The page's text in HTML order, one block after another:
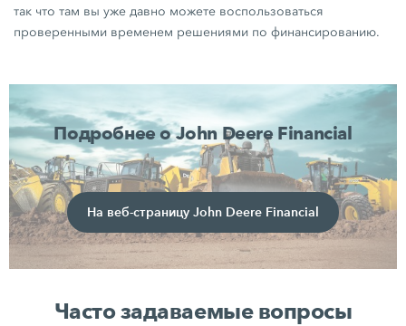
так что там вы уже давно можете воспользоваться
проверенными временем решениями по финансированию.
Подробнее о John Deere Financial
На веб-страницу John Deere Financial
Часто задаваемые вопросы